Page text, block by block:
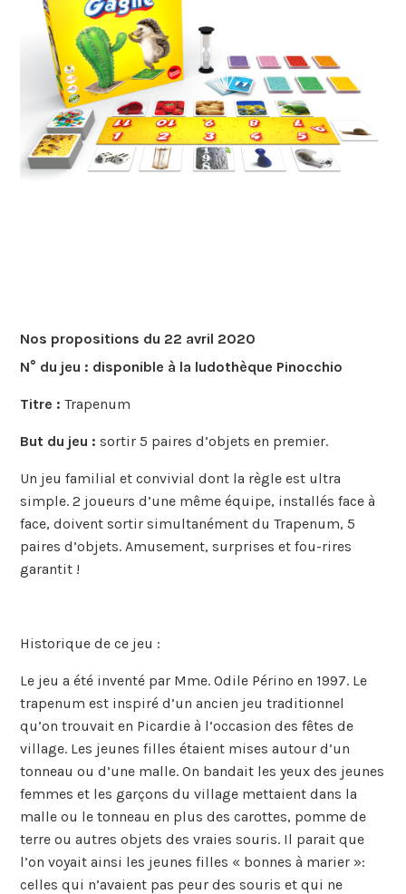
Nos propositions du 22 avril 2020
N° du jeu : disponible à la ludothèque Pinocchio
Titre : Trapenum
But du jeu : sortir 5 paires d’objets en premier.
Un jeu familial et convivial dont la règle est ultra
simple. 2 joueurs d’une même équipe, installés face à
face, doivent sortir simultanément du Trapenum, 5
paires d’objets. Amusement, surprises et fou-rires
garantit !
Historique de ce jeu :
Le jeu a été inventé par Mme. Odile Périno en 1997. Le
trapenum est inspiré d’un ancien jeu traditionnel
qu’on trouvait en Picardie à l’occasion des fêtes de
village. Les jeunes filles étaient mises autour d’un
tonneau ou d’une malle. On bandait les yeux des jeunes
femmes et les garçons du village mettaient dans la
malle ou le tonneau en plus des carottes, pomme de
terre ou autres objets des vraies souris. Il parait que
l’on voyait ainsi les jeunes filles « bonnes à marier »:
celles qui n’avaient pas peur des souris et qui ne